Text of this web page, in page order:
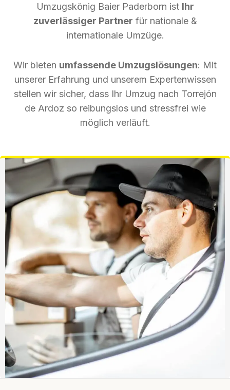
Umzugskönig Baier Paderborn ist Ihr
zuverlässiger Partner für nationale &
internationale Umzüge.
Wir bieten umfassende Umzugslösungen: Mit
unserer Erfahrung und unserem Expertenwissen
stellen wir sicher, dass Ihr Umzug nach Torrejón
de Ardoz so reibungslos und stressfrei wie
möglich verläuft.